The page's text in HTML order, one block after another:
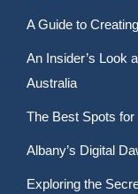
A Guide to
An Insider’s Look
Australia
The Best Spots
Albany’s Digital
Exploring the